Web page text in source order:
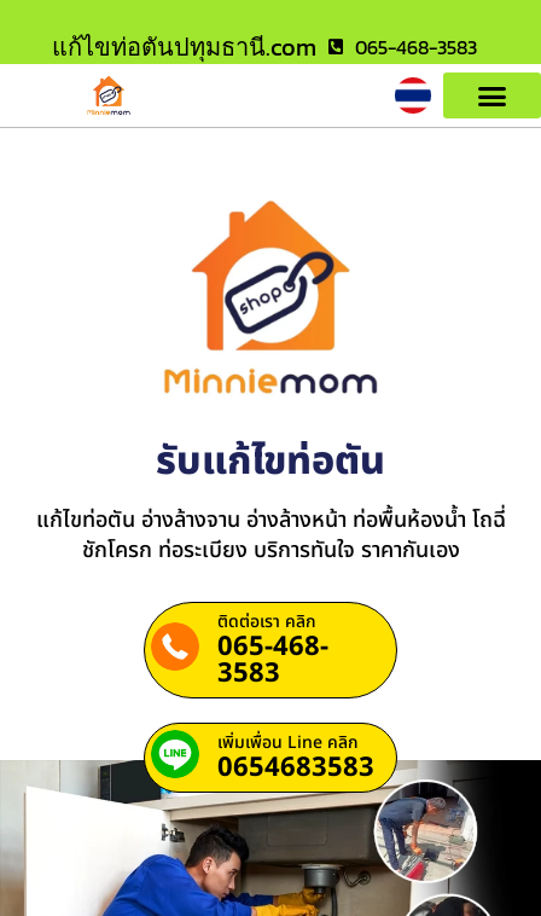
แก้ไขท่อตันปทุมธานี.com 065-468-3583
รับแก้ไขท่อตัน
แก้ไขท่อตัน อ่างล้างจาน อ่างล้างหน้า ท่อพื้นห้องน้ำ โถฉี่
ชักโครก ท่อระเบียง บริการทันใจ ราคากันเอง
ติดต่อเรา คลิก
065-468-
3583
เพิ่มเพื่อน Line คลิก
0654683583